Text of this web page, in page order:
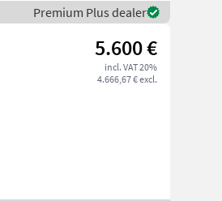
Premium Plus dealer
5.600 €
incl. VAT 20%
4.666,67 € excl.